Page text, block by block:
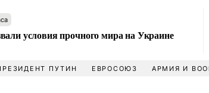
условия прочного мира на Украине
ПУТИН ЕВРОСОЮЗ АРМИЯ И